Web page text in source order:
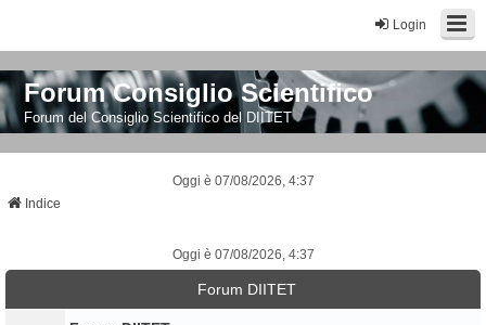
Login
Forum Consiglio Scientifico
Forum del Consiglio Scientifico del DIITET
Oggi è 07/08/2026, 4:37
Indice
Oggi è 07/08/2026, 4:37
Forum DIITET